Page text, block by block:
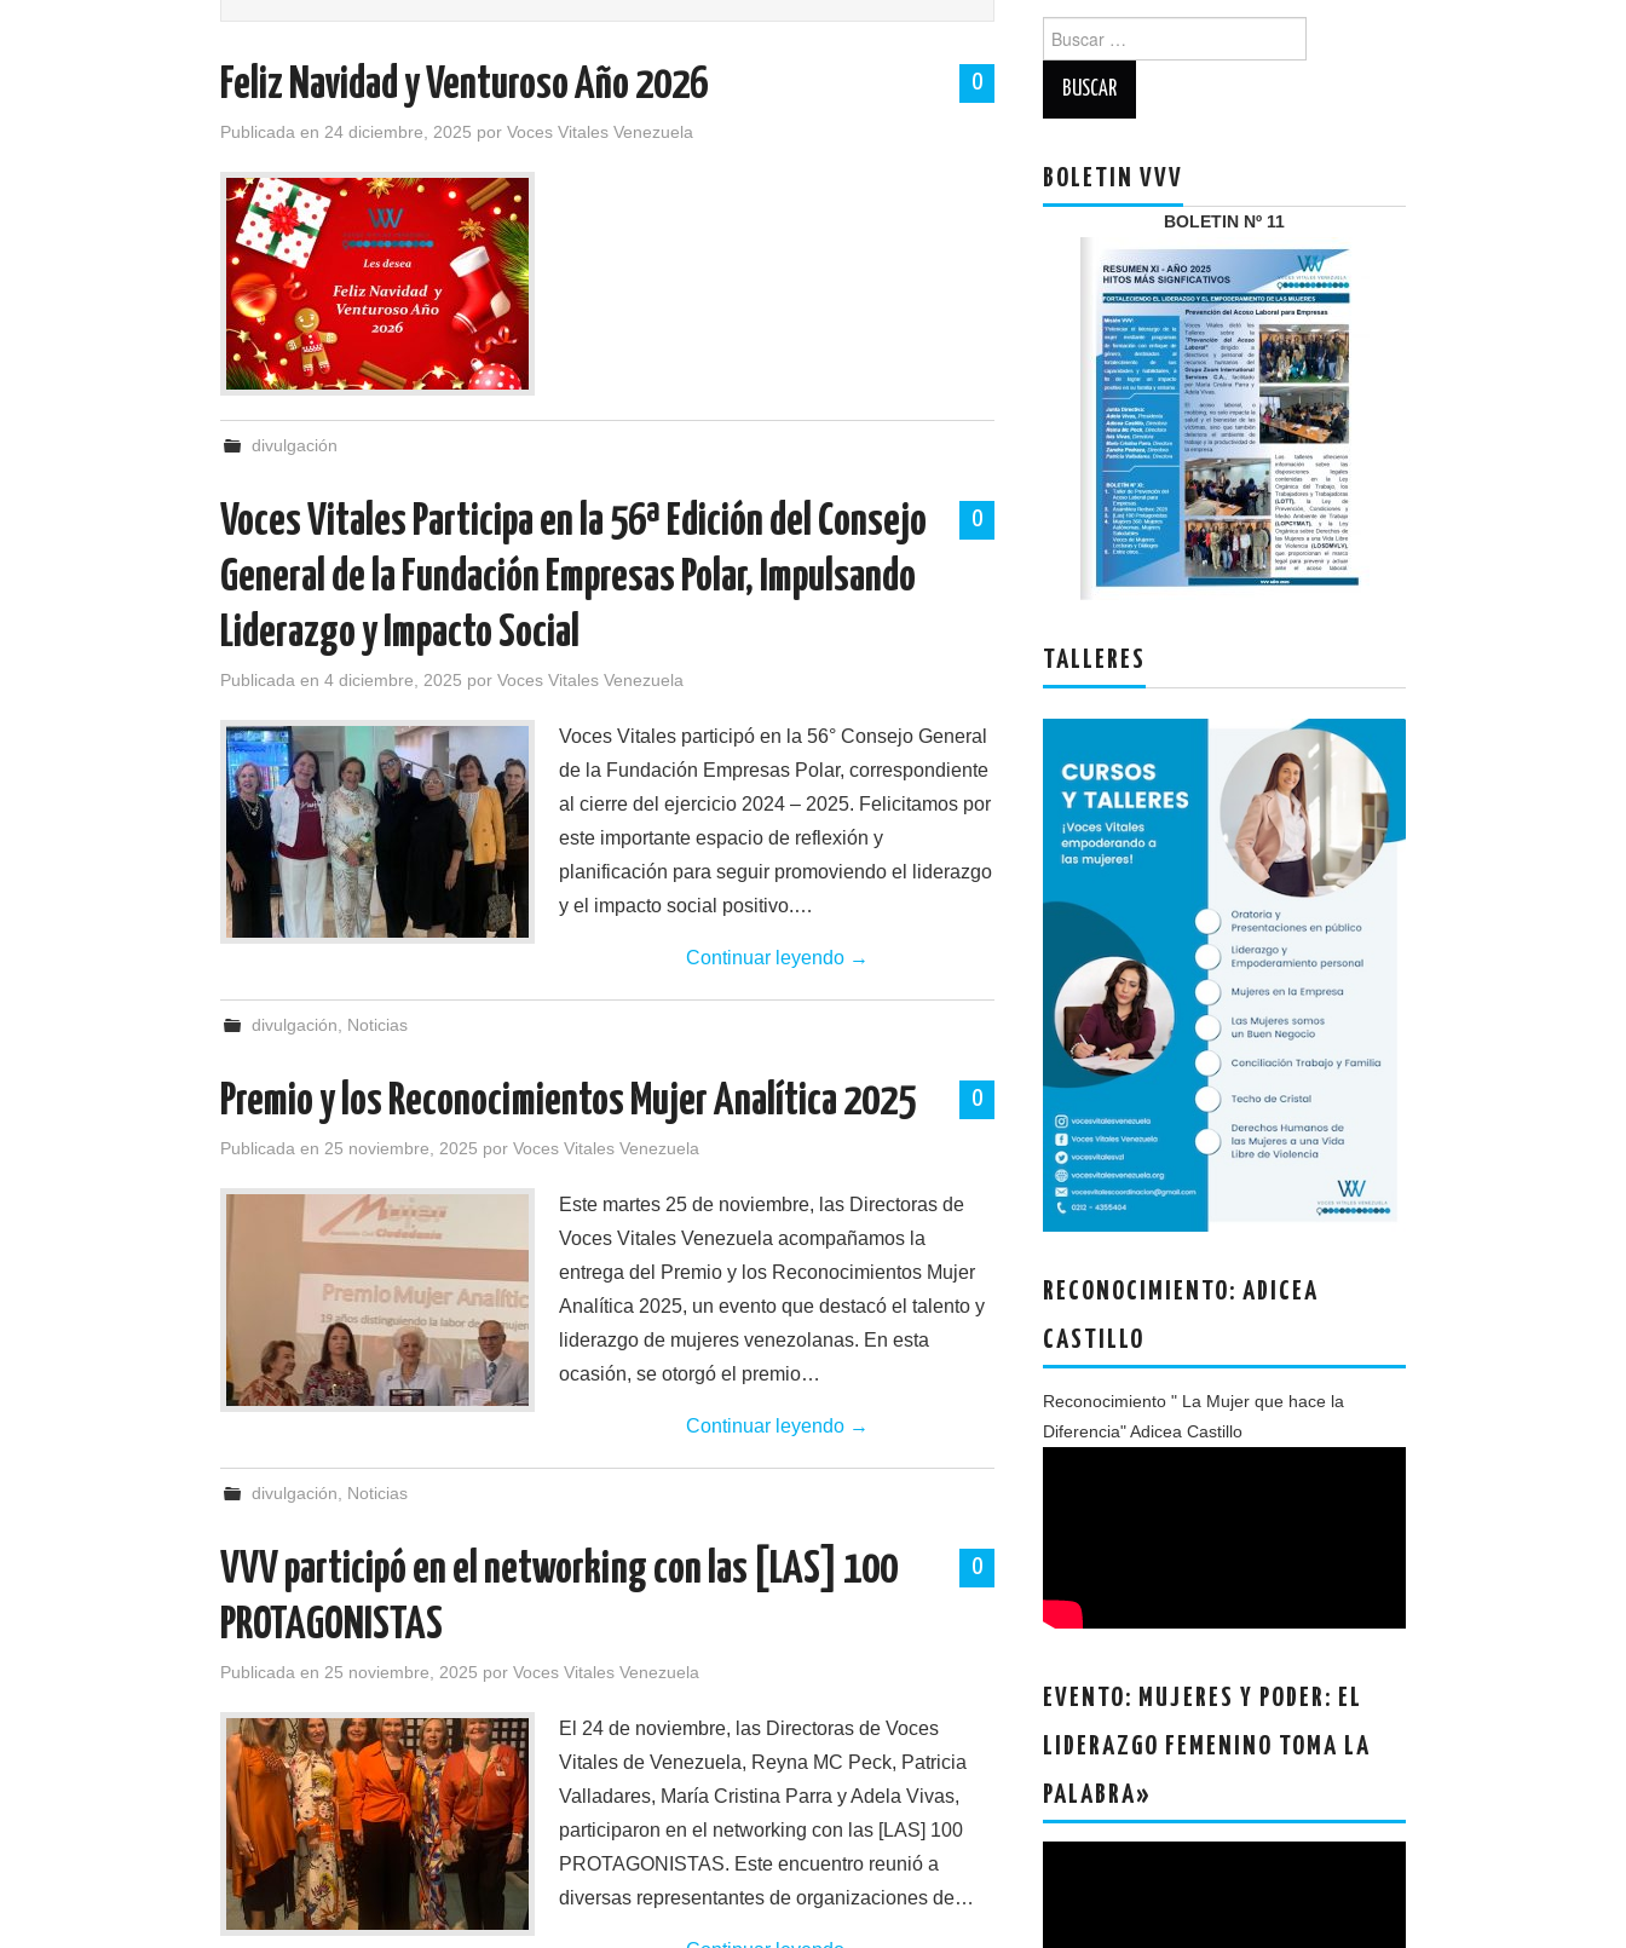
0
Feliz Navidad y Venturoso Año 2026
Publicada en 24 diciembre, 2025 por Voces Vitales Venezuela
divulgación
0
Voces Vitales Participa en la 56ª Edición del Consejo
General de la Fundación Empresas Polar, Impulsando
Liderazgo y Impacto Social
Publicada en 4 diciembre, 2025 por Voces Vitales Venezuela
Voces Vitales participó en la 56° Consejo General
de la Fundación Empresas Polar, correspondiente
al cierre del ejercicio 2024 – 2025. Felicitamos por
este importante espacio de reflexión y
planificación para seguir promoviendo el liderazgo
y el impacto social positivo.…
Continuar leyendo →
divulgación Noticias
0
Premio y los Reconocimientos Mujer Analítica 2025
Publicada en 25 noviembre, 2025 por Voces Vitales Venezuela
Este martes 25 de noviembre, las Directoras de
Voces Vitales Venezuela acompañamos la
entrega del Premio y los Reconocimientos Mujer
Analítica 2025, un evento que destacó el talento y
liderazgo de mujeres venezolanas. En esta
ocasión, se otorgó el premio…
Continuar leyendo →
divulgación Noticias
0
VVV participó en el networking con las [LAS] 100
PROTAGONISTAS
Publicada en 25 noviembre, 2025 por Voces Vitales Venezuela
El 24 de noviembre, las Directoras de Voces
Vitales de Venezuela, Reyna MC Peck, Patricia
Valladares, María Cristina Parra y Adela Vivas,
participaron en el networking con las [LAS] 100
PROTAGONISTAS. Este encuentro reunió a
diversas representantes de organizaciones de…
BOLETIN VVV
BOLETIN Nº 11
TALLERES
RECONOCIMIENTO: ADICEA
CASTILLO
Reconocimiento " La Mujer que hace la
Diferencia" Adicea Castillo
EVENTO: MUJERES Y PODER: EL
LIDERAZGO FEMENINO TOMA LA
PALABRA»